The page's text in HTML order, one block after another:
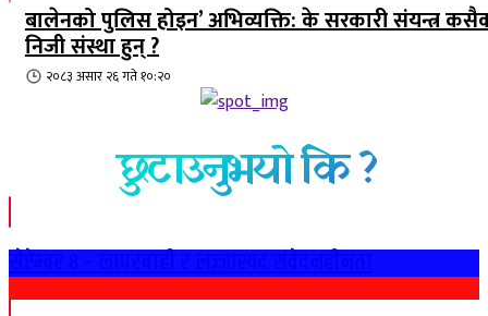
बालेनको पुलिस होइन’ अभिव्यक्ति: के सरकारी संयन्त्र
निजी संस्था हुन् ?
२०८३ असार २६ गते १०:२०
छुटाउनुभयो कि ?